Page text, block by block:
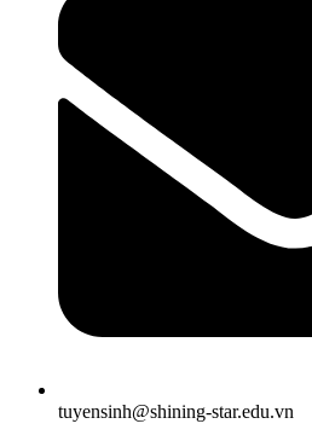
tuyensinh@shining-star.edu.vn